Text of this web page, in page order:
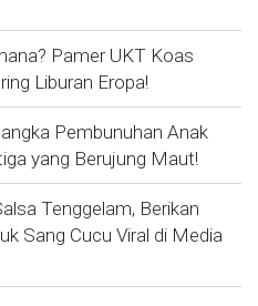
Pamer UKT Koas
Liburan Eropa!
Pembunuhan Anak
yang Berujung Maut!
Tenggelam, Berikan
Sang Cucu Viral di Media